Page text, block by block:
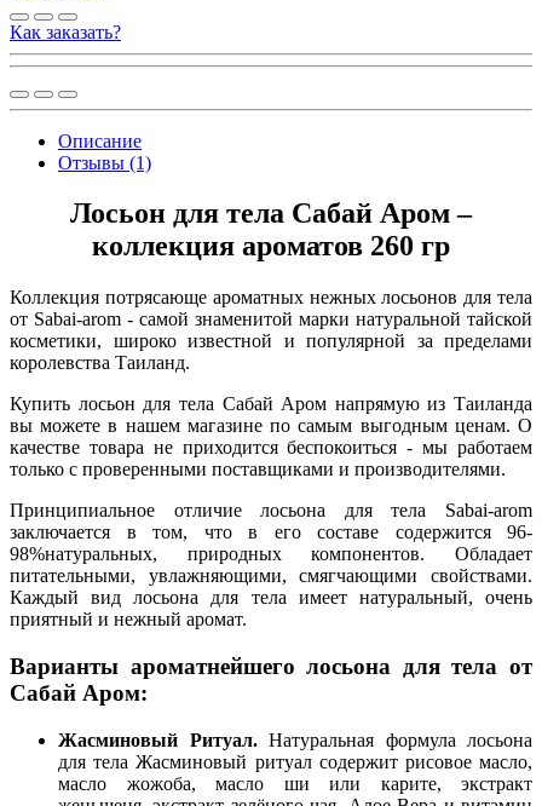
Как заказать?
Описание
Отзывы (1)
Лосьон для тела Сабай Аром –
коллекция ароматов 260 гр
Коллекция потрясающе ароматных нежных лосьонов для тела
от Sabai-arom - самой знаменитой марки натуральной тайской
косметики, широко известной и популярной за пределами
королевства Таиланд.
Купить лосьон для тела Сабай Аром напрямую из Таиланда
вы можете в нашем магазине по самым выгодным ценам. О
качестве товара не приходится беспокоиться - мы работаем
только с проверенными поставщиками и производителями.
Принципиальное отличие лосьона для тела Sabai-arom
заключается в том, что в его составе содержится 96-
98%натуральных, природных компонентов. Обладает
питательными, увлажняющими, смягчающими свойствами.
Каждый вид лосьона для тела имеет натуральный, очень
приятный и нежный аромат.
Варианты ароматнейшего лосьона для тела от
Сабай Аром:
Жасминовый Ритуал.Натуральная формула лосьона
для тела Жасминовый ритуал содержит рисовое масло,
масло жожоба, масло ши или карите, экстракт